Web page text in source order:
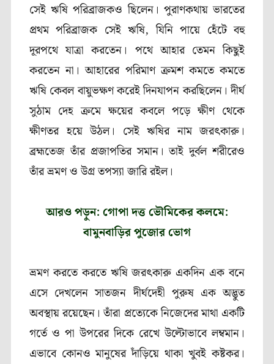
সেই ঋষি পরিব্রাজকও ছিলেন। পুরাণকথায় ভারতের
প্রথম পরিব্রাজক সেই ঋষি, যিনি পায়ে হেঁটে বহু
দূরপথে যাত্রা করতেন। পথে আহার তেমন কিছুই
করতেন না। আহারের পরিমাণ ক্রমশ কমতে কমতে
ঋষি কেবল বায়ুভক্ষণ করেই দিনযাপন করছিলেন। দীর্ঘ
সুঠাম দেহ ক্রমে ক্ষয়ের কবলে পড়ে ক্ষীণ থেকে
ক্ষীণতর হয়ে উঠল। সেই ঋষির নাম জরৎকারু।
ব্রহ্মতেজ তাঁর প্রজাপতির সমান। তাই দুর্বল শরীরেও
তাঁর ভ্রমণ ও উগ্র তপস্যা জারি রইল।
আরও পড়ুন: গোপা দত্ত ভৌমিকের কলমে:
বামুনবাড়ির পুজোর ভোগ
ভ্রমণ করতে করতে ঋষি জরৎকারু একদিন এক বনে
এসে দেখলেন সাতজন দীর্ঘদেহী পুরুষ এক অদ্ভুত
অবস্থায় রয়েছেন। তাঁরা প্রত্যেকে নিজেদের মাথা একটি
গর্তে ও পা উপরের দিকে রেখে উল্টোভাবে লম্বমান।
এভাবে কোনও মানুষের দাঁড়িয়ে থাকা খুবই কষ্টকর।